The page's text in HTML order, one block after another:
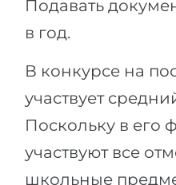
Подавать
в год.
В конкурсе на
участвует
Поскольку в его
участвуют все
школьные